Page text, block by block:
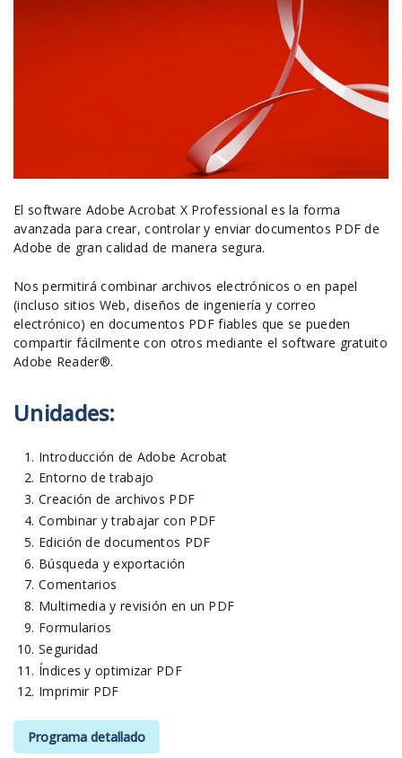
El software Adobe Acrobat X Professional es la forma
avanzada para crear, controlar y enviar documentos PDF de
Adobe de gran calidad de manera segura.
Nos permitirá combinar archivos electrónicos o en papel
(incluso sitios Web, diseños de ingeniería y correo
electrónico) en documentos PDF fiables que se pueden
compartir fácilmente con otros mediante el software gratuito
Adobe Reader®.
Unidades:
Introducción de Adobe Acrobat
Entorno de trabajo
Creación de archivos PDF
Combinar y trabajar con PDF
Edición de documentos PDF
Búsqueda y exportación
Comentarios
Multimedia y revisión en un PDF
Formularios
Seguridad
Índices y optimizar PDF
Imprimir PDF
Programa detallado